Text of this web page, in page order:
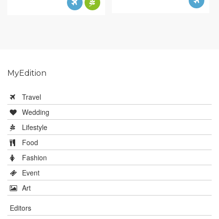
MyEdition
Travel
Wedding
Lifestyle
Food
Fashion
Event
Art
Editors